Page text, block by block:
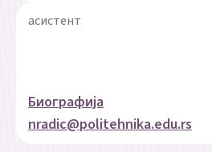
асистент
Биографија
nradic@politehnika.edu.rs